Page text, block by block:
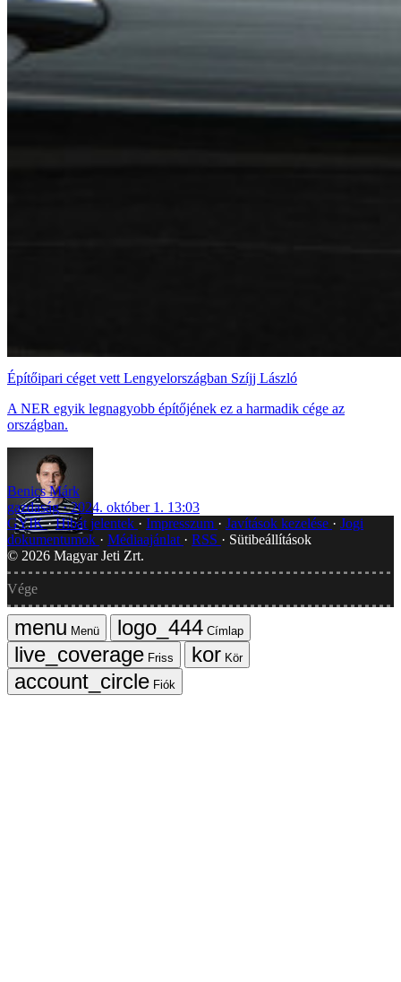
Építőipari céget vett Lengyelországban Szíjj László
A NER egyik legnagyobb építőjének ez a harmadik cége az
országban.
Benics Márk
gazdaság
2024. október 1. 13:03
GYIK Hibát jelentek Impresszum Javítások kezelése
Jogi
dokumentumok
Médiaajánlat RSS
Sütibeállítások
© 2026 Magyar Jeti Zrt.
Vége
Menü
Címlap
Friss
Kör
Fiók